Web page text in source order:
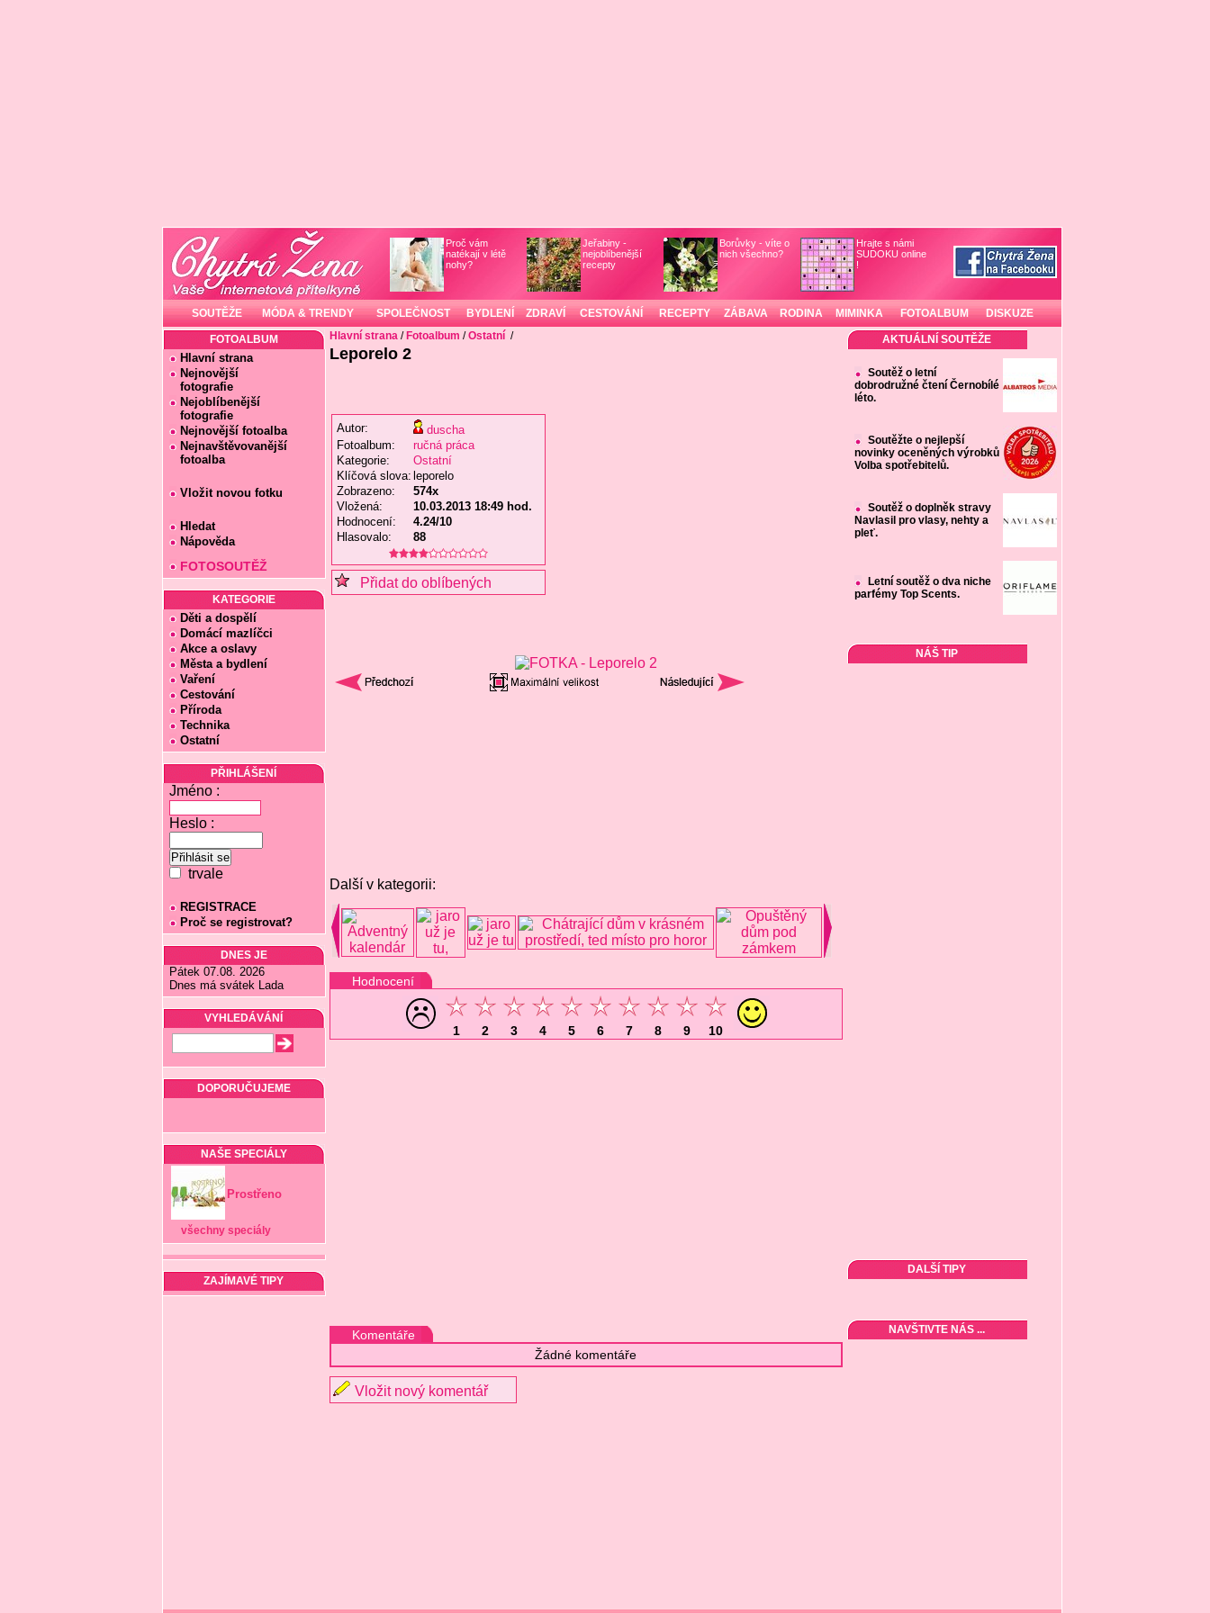
Proč vám
natékají v létě
nohy?
Jeřabiny -
nejoblíbenější
recepty
Borůvky - víte o
nich všechno?
Hrajte s námi
SUDOKU online
!
SOUTĚŽE MÓDA & TRENDY SPOLEČNOST BYDLENÍ ZDRAVÍ CESTOVÁNÍ RECEPTY ZÁBAVA RODINA MIMINKA FOTOALBUM DISKUZE
FOTOALBUM
Hlavní strana
Nejnovější
fotografie
Nejoblíbenější
fotografie
Nejnovější fotoalba
Nejnavštěvovanější
fotoalba
Vložit novou fotku
Hledat
Nápověda
FOTOSOUTĚŽ
KATEGORIE
Děti a dospělí
Domácí mazlíčci
Akce a oslavy
Města a bydlení
Vaření
Cestování
Příroda
Technika
Ostatní
PŘIHLÁŠENÍ
Jméno :
Heslo :
trvale
REGISTRACE
Proč se registrovat?
DNES JE
Pátek 07.08. 2026
Dnes má svátek Lada
VYHLEDÁVÁNÍ
DOPORUČUJEME
NAŠE SPECIÁLY
Prostřeno
všechny speciály
ZAJÍMAVÉ TIPY
Hlavní strana/ Fotoalbum /Ostatní /
Leporelo 2
Autor:
duscha
Fotoalbum:
ručná práca
Kategorie:
Ostatní
Klíčová slova: leporelo
Zobrazeno:
574x
Vložená:
10.03.2013 18:49 hod.
Hodnocení:
4.24/10
Hlasovalo:
88
Přidat do oblíbených
Další v kategorii:
Hodnocení
1 2 3 4 5 6 7 8 9 10
Komentáře
Žádné komentáře
Vložit nový komentář
AKTUÁLNÍ SOUTĚŽE
Soutěž o letní
dobrodružné čtení Černobílé
léto.
Soutěžte o nejlepší
novinky oceněných výrobků
Volba spotřebitelů.
Soutěž o doplněk stravy
Navlasil pro vlasy, nehty a
pleť.
Letní soutěž o dva niche
parfémy Top Scents.
NÁŠ TIP
DALŠÍ TIPY
NAVŠTIVTE NÁS ...